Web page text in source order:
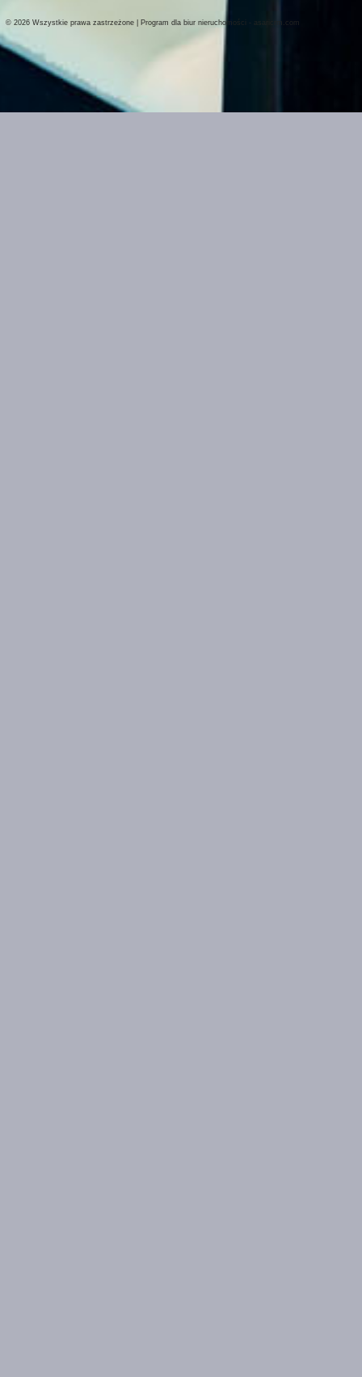
© 2026 Wszystkie prawa zastrzeżone | Program dla biur nieruchomości - asaricrm.com
Ta strona używa plików cookies. Kontynuując przeglądanie naszej strony,
ustawieniami przeglądarki i Polityką Prywatności.
Klikając "Akceptuję" zgadasz się na wykorzystywanie przez nas plików